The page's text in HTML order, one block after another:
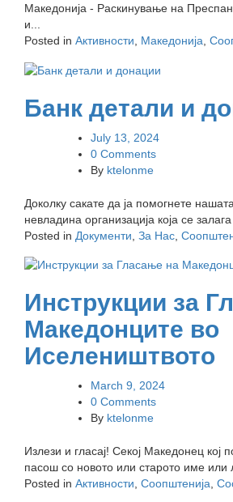
Македонија - Раскинување на
и...
Posted in Активности, Македонија,
Банк детали и
July 13, 2024
0 Comments
By ktelonme
Доколку сакате да ја помогнете
невладина организација која се залага
Posted in Документи За Нас
Инструкции за
Македонците во
Иселеништвото
March 9, 2024
0 Comments
By ktelonme
Излези и гласај! Секој Македонец кој
пасош со новото или старото име или
Posted in Активности Соопштенија